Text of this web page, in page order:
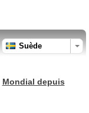
Suède
Mondial depuis